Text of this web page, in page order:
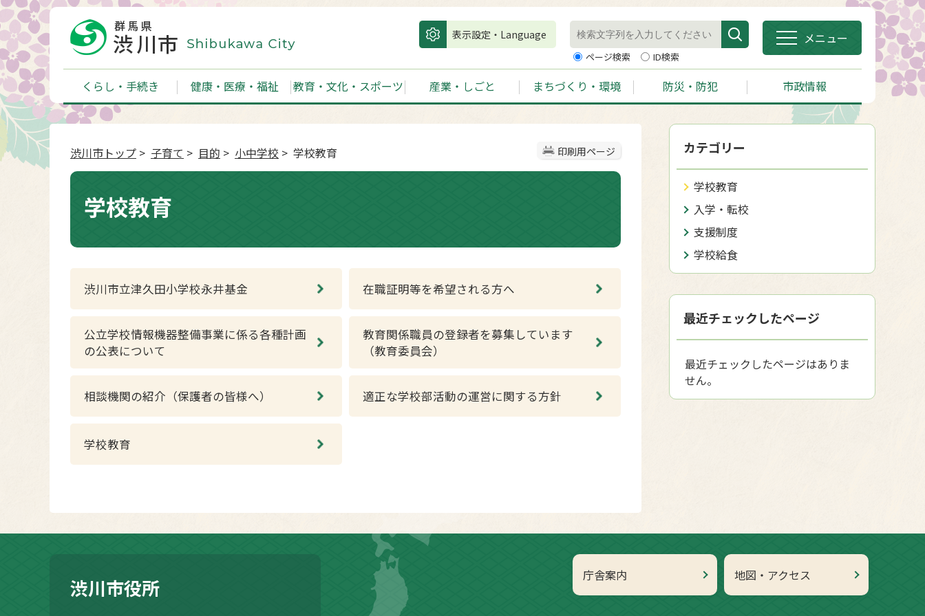
表示設定・Language
ページ検索 ID検索
メニュー
くらし・手続き 健康・医療・福祉 教育・文化・スポーツ 産業・しごと まちづくり・環境 防災・防犯 市政情報
印刷用ページ
渋川市トップ > 子育て > 目的 > 小中学校 > 学校教育
学校教育
渋川市立津久田小学校永井基金 在職証明等を希望される方へ
公立学校情報機器整備事業に係る各種計画
の公表について
教育関係職員の登録者を募集しています
（教育委員会）
相談機関の紹介（保護者の皆様へ） 適正な学校部活動の運営に関する方針
学校教育
カテゴリー
学校教育
入学・転校
支援制度
学校給食
最近チェックしたページ
最近チェックしたページはありま
せん。
庁舎案内 地図・アクセス
渋川市役所